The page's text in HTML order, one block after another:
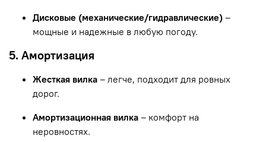
Дисковые (механические/гидравлические) –
мощные и надежные в любую погоду.
5. Амортизация
Жесткая вилка – легче, подходит для ровных
дорог.
Амортизационная вилка – комфорт на
неровностях.